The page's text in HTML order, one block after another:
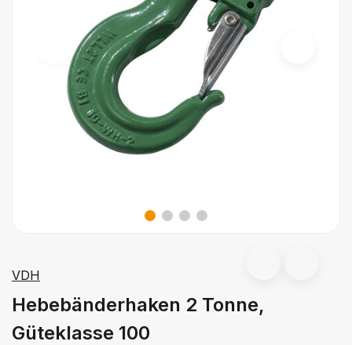
VDH
Hebebänderhaken 2 Tonne,
Güteklasse 100